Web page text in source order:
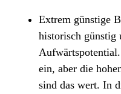
Extrem günstige
historisch günstig
ein, aber die
sind das wert. In